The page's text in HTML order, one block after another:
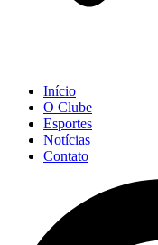
Início
O Clube
Esportes
Notícias
Contato